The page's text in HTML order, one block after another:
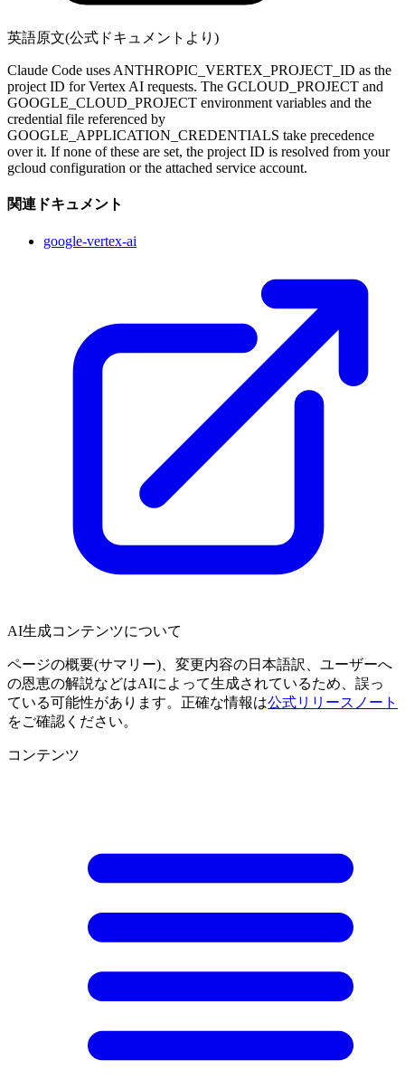
英語原文(公式ドキュメントより)
Claude Code uses ANTHROPIC_VERTEX_PROJECT_ID as the
project ID for Vertex AI requests. The GCLOUD_PROJECT and
GOOGLE_CLOUD_PROJECT environment variables and the
credential file referenced by
GOOGLE_APPLICATION_CREDENTIALS take precedence
over it. If none of these are set, the project ID is resolved from your
gcloud configuration or the attached service account.
関連ドキュメント
google-vertex-ai
AI生成コンテンツについて
ページの概要(サマリー)、変更内容の日本語訳、ユーザーへ
の恩恵の解説などはAIによって生成されているため、誤っ
ている可能性があります。正確な情報は公式リリースノート
をご確認ください。
コンテンツ